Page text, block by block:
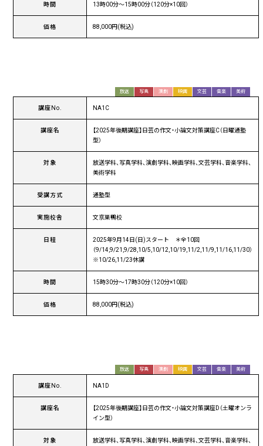
時間 13時00分〜15時00分（120分×10回）
価格 88,000円(税込)
放送 写真 演劇 映画 文芸 音楽 美術
講座No. NA1C
講座名
【2025年後期講座】日芸の作文・小論文対策講座C（日曜通塾
型）
対象
放送学科、写真学科、演劇学科、映画学科、文芸学科、音楽学科、
美術学科
受講方式 通塾型
実施校舎 文京巣鴨校
日程
2025年9月14日(日)スタート ＊全10回
（9/14,9/21,9/28,10/5,10/12,10/19,11/2,11/9,11/16,11/30）
※10/26,11/23休講
時間 15時30分〜17時30分（120分×10回）
価格 88,000円(税込)
放送 写真 演劇 映画 文芸 音楽 美術
講座No. NA1D
講座名
【2025年後期講座】日芸の作文・小論文対策講座D（土曜オンラ
イン型）
対象
放送学科、写真学科、演劇学科、映画学科、文芸学科、音楽学科、